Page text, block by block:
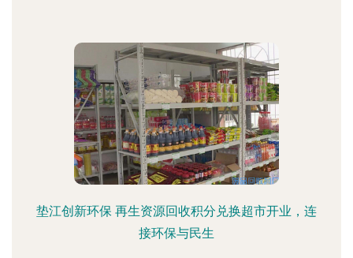
垫江创新环保 再生资源回收积分兑换超市开业，连
接环保与民生